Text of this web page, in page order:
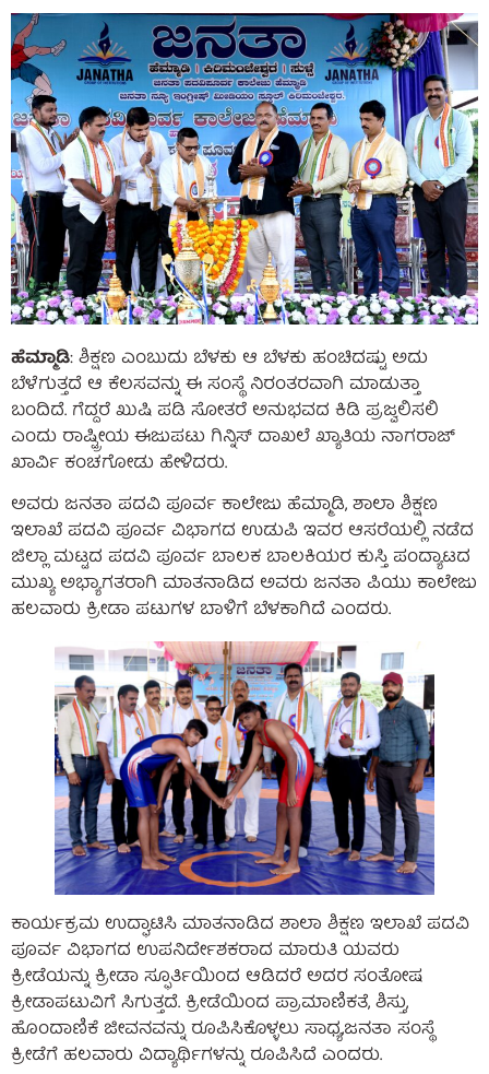
ಹೆಮ್ಮಾಡಿ: ಶಿಕ್ಷಣ ಎಂಬುದು ಬೆಳಕು ಆ ಬೆಳಕು ಹಂಚಿದಷ್ಟು ಅದು
ಬೆಳೆಗುತ್ತದೆ ಆ ಕೆಲಸವನ್ನು ಈ ಸಂಸ್ಥೆ ನಿರಂತರವಾಗಿ ಮಾಡುತ್ತಾ
ಬಂದಿದೆ. ಗೆದ್ದರೆ ಖುಷಿ ಪಡಿ ಸೋತರೆ ಅನುಭವದ ಕಿಡಿ ಪ್ರಜ್ವಲಿಸಲಿ
ಎಂದು ರಾಷ್ಟ್ರೀಯ ಈಜುಪಟು ಗಿನ್ನಿಸ್ ದಾಖಲೆ ಖ್ಯಾತಿಯ ನಾಗರಾಜ್
ಖಾರ್ವಿ ಕಂಚಗೋಡು ಹೇಳಿದರು.
ಅವರು ಜನತಾ ಪದವಿ ಪೂರ್ವ ಕಾಲೇಜು ಹೆಮ್ಮಾಡಿ, ಶಾಲಾ ಶಿಕ್ಷಣ
ಇಲಾಖೆ ಪದವಿ ಪೂರ್ವ ವಿಭಾಗದ ಉಡುಪಿ ಇವರ ಆಸರೆಯಲ್ಲಿ ನಡೆದ
ಜಿಲ್ಲಾ ಮಟ್ಟದ ಪದವಿ ಪೂರ್ವ ಬಾಲಕ ಬಾಲಕಿಯರ ಕುಸ್ತಿ ಪಂದ್ಯಾಟದ
ಮುಖ್ಯ ಅಭ್ಯಾಗತರಾಗಿ ಮಾತನಾಡಿದ ಅವರು ಜನತಾ ಪಿಯು ಕಾಲೇಜು
ಹಲವಾರು ಕ್ರೀಡಾ ಪಟುಗಳ ಬಾಳಿಗೆ ಬೆಳಕಾಗಿದೆ ಎಂದರು.
ಕಾರ್ಯಕ್ರಮ ಉದ್ಘಾಟಿಸಿ ಮಾತನಾಡಿದ ಶಾಲಾ ಶಿಕ್ಷಣ ಇಲಾಖೆ ಪದವಿ
ಪೂರ್ವ ವಿಭಾಗದ ಉಪನಿರ್ದೇಶಕರಾದ ಮಾರುತಿ ಯವರು
ಕ್ರೀಡೆಯನ್ನು ಕ್ರೀಡಾ ಸ್ಫೂರ್ತಿಯಿಂದ ಆಡಿದರೆ ಅದರ ಸಂತೋಷ
ಕ್ರೀಡಾಪಟುವಿಗೆ ಸಿಗುತ್ತದೆ. ಕ್ರೀಡೆಯಿಂದ ಪ್ರಾಮಾಣಿಕತೆ, ಶಿಸ್ತು,
ಹೊಂದಾಣಿಕೆ ಜೀವನವನ್ನು ರೂಪಿಸಿಕೊಳ್ಳಲು ಸಾಧ್ಯ,ಜನತಾ ಸಂಸ್ಥೆ
ಕ್ರೀಡೆಗೆ ಹಲವಾರು ವಿದ್ಯಾರ್ಥಿಗಳನ್ನು ರೂಪಿಸಿದೆ ಎಂದರು.